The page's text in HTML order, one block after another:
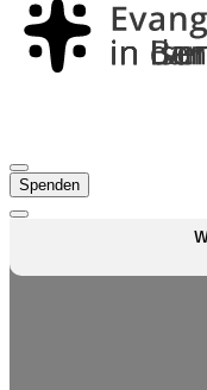
Spenden